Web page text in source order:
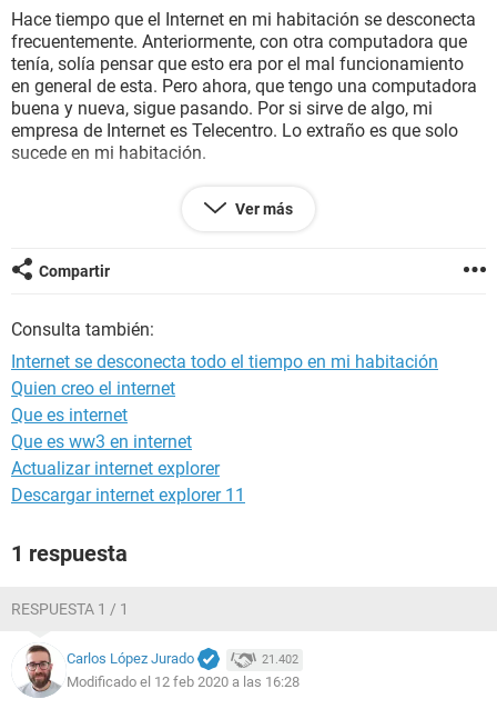
Hace tiempo que el Internet en mi habitación se desconecta
frecuentemente. Anteriormente, con otra computadora que
tenía, solía pensar que esto era por el mal funcionamiento
en general de esta. Pero ahora, que tengo una computadora
buena y nueva, sigue pasando. Por si sirve de algo, mi
empresa de Internet es Telecentro. Lo extraño es que solo
sucede en mi habitación.
Ver más
Compartir
Consulta también:
Internet se desconecta todo el tiempo en mi habitación
Quien creo el internet
Que es internet
Que es ww3 en internet
Actualizar internet explorer
Descargar internet explorer 11
1 respuesta
RESPUESTA 1 / 1
Carlos López Jurado 21.402
Modificado el 12 feb 2020 a las 16:28